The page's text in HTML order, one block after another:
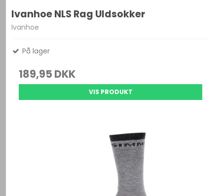
Ivanhoe NLS Rag Uldsokker
Ivanhoe
På lager
189,95 DKK
VIS PRODUKT